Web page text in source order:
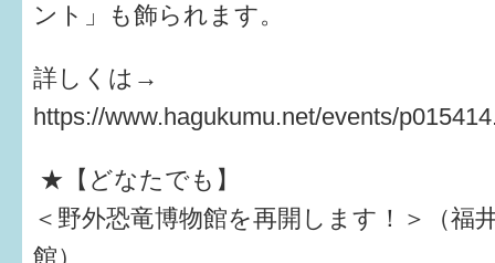
ント」も飾られます。
詳しくは→
https://www.hagukumu.net/events/
★【どなたでも】
＜野外恐竜博物館を再開します！＞（福
館）